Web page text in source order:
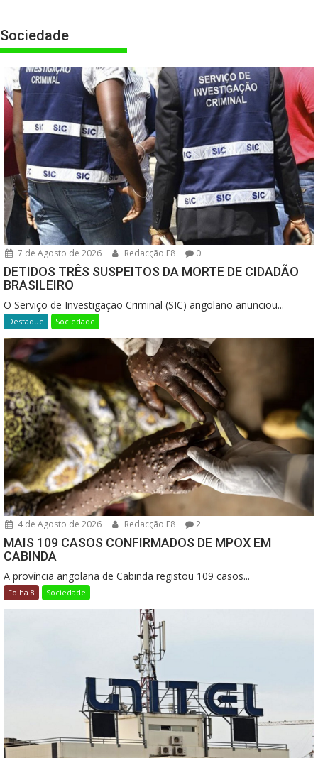
Sociedade
7 de Agosto de 2026 Redacção F8 0
DETIDOS TRÊS SUSPEITOS DA MORTE DE CIDADÃO
BRASILEIRO
O Serviço de Investigação Criminal (SIC) angolano anunciou...
Destaque Sociedade
4 de Agosto de 2026 Redacção F8 2
MAIS 109 CASOS CONFIRMADOS DE MPOX EM
CABINDA
A província angolana de Cabinda registou 109 casos...
Folha 8 Sociedade